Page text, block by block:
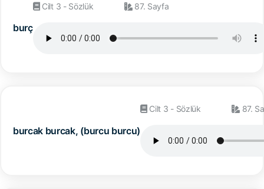
burç
Cilt 3 - Sözlük 87. Sayfa
burcak burcak, (burcu burcu)
Cilt 3 - Sözlük 87.